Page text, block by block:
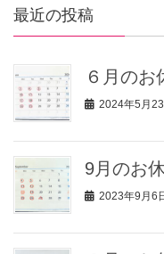
最近の投稿
６月のお
2024年5月23
9月のお
2023年9月6